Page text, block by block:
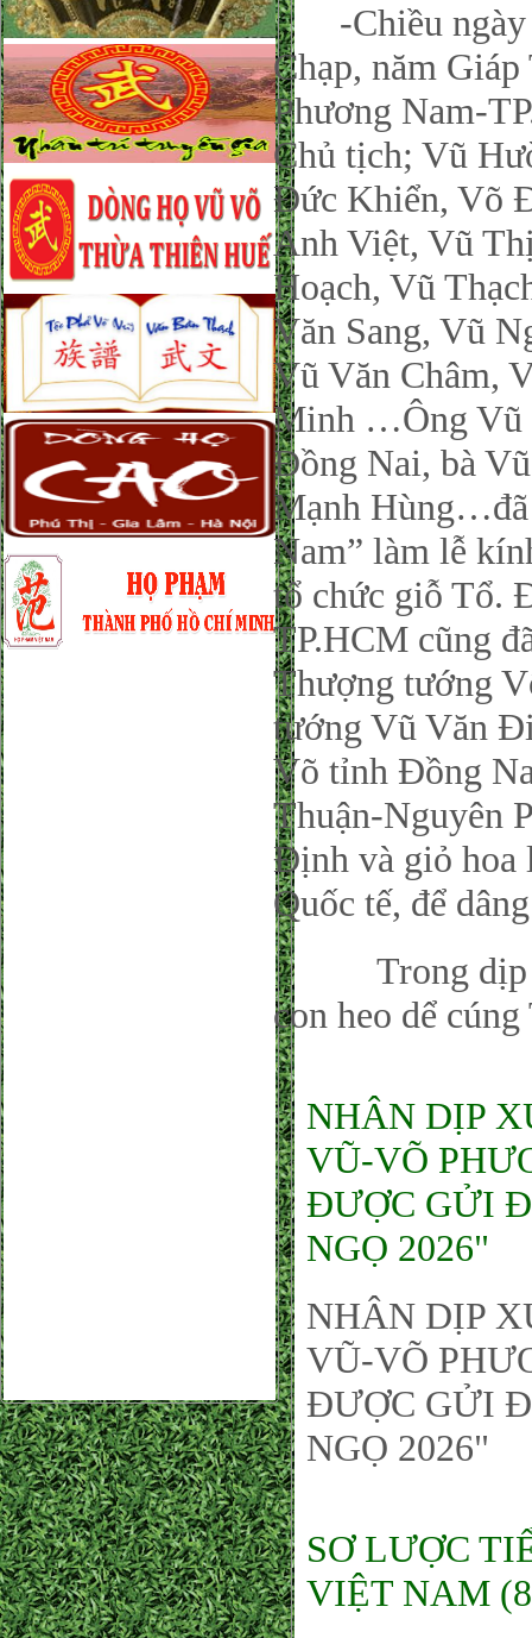
-Chiều ngày
Chạp, năm
Phương Nam-
Chủ tịch; Vũ
Đức Khiển, Võ
Anh Việt, Vũ
Hoạch, Vũ
Văn Sang, Vũ
Vũ Văn Châm,
Minh …Ông Vũ
Đồng Nai, bà
Mạnh Hùng…đã
Nam” làm lễ
tổ chức giỗ Tổ.
TP.HCM cũng
Thượng tướng
tướng Vũ Văn
Võ tỉnh Đồng
Thuận-Nguyên
Định và giỏ hoa
Quốc tế, để
Trong dịp
con heo dể cúng
NHÂN DỊP
VŨ-VÕ
ĐƯỢC GỬI
NGỌ 2026"
NHÂN DỊP
VŨ-VÕ
ĐƯỢC GỬI
NGỌ 2026"
SƠ LƯỢC
VIỆT NAM